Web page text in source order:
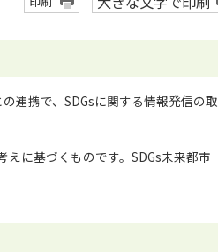
連携で、SDGsに関する情報発信の取
に基づくものです。SDGs未来都市